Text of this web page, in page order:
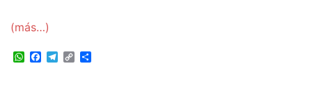
(más…)
WhatsApp
Facebook
Telegram
Copy